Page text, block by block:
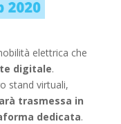
elettrica che
digitale.
stand virtuali,
trasmessa in
dedicata.